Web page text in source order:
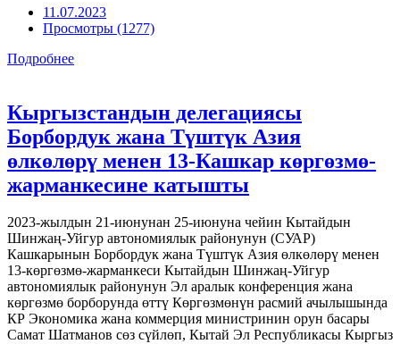
11.07.2023
Просмотры (1277)
Подробнее
Кыргызстандын делегациясы
Борбордук жана Түштүк Азия
өлкөлөрү менен 13-Кашкар көргөзмө-
жарманкесине катышты
2023-жылдын 21-июнунан 25-июнуна чейин Кытайдын
Шинжаң-Уйгур автономиялык районунун (СУАР)
Кашкарынын Борбордук жана Түштүк Азия өлкөлөрү менен
13-көргөзмө-жарманкеси Кытайдын Шинжаң-Уйгур
автономиялык районунун Эл аралык конференция жана
көргөзмө борборунда өттү Көргөзмөнүн расмий ачылышында
КР Экономика жана коммерция министринин орун басары
Самат Шатманов сөз сүйлөп, Кытай Эл Республикасы Кыргыз